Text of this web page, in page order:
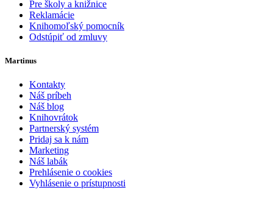
Pre školy a knižnice
Reklamácie
Knihomoľský pomocník
Odstúpiť od zmluvy
Martinus
Kontakty
Náš príbeh
Náš blog
Knihovrátok
Partnerský systém
Pridaj sa k nám
Marketing
Náš labák
Prehlásenie o cookies
Vyhlásenie o prístupnosti